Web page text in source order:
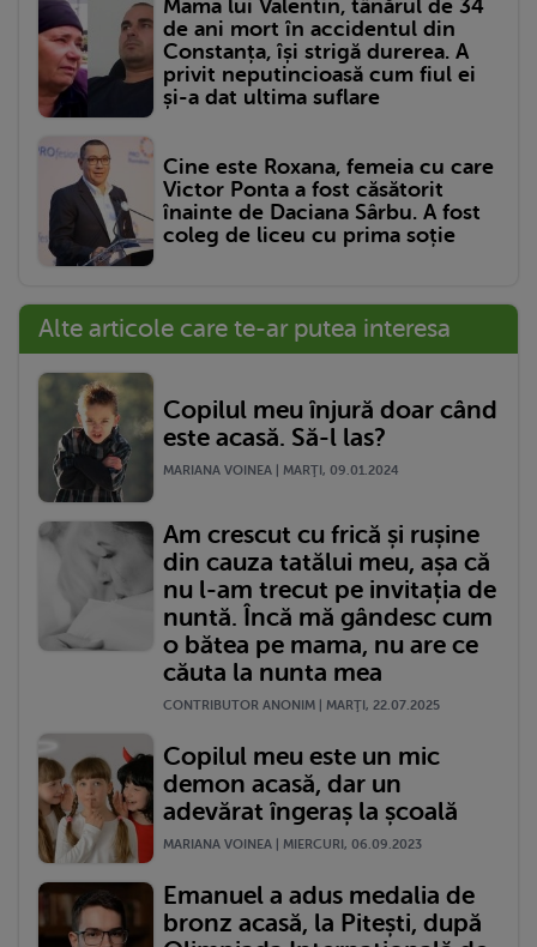
Mama lui Valentin, tânărul de 34
de ani mort în accidentul din
Constanța, își strigă durerea. A
privit neputincioasă cum fiul ei
și-a dat ultima suflare
Cine este Roxana, femeia cu care
Victor Ponta a fost căsătorit
înainte de Daciana Sârbu. A fost
coleg de liceu cu prima soție
Alte articole care te-ar putea interesa
Copilul meu înjură doar când
este acasă. Să-l las?
MARIANA VOINEA | MARŢI, 09.01.2024
Am crescut cu frică și rușine
din cauza tatălui meu, așa că
nu l-am trecut pe invitația de
nuntă. Încă mă gândesc cum
o bătea pe mama, nu are ce
căuta la nunta mea
CONTRIBUTOR ANONIM | MARŢI, 22.07.2025
Copilul meu este un mic
demon acasă, dar un
adevărat îngeraș la școală
MARIANA VOINEA | MIERCURI, 06.09.2023
Emanuel a adus medalia de
bronz acasă, la Pitești, după